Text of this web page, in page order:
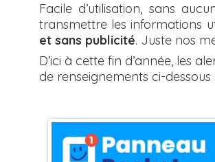
Facile d’utilisation, sans
transmettre les informations
et sans publicité. Juste nos
D’ici à cette fin d’année, les
de renseignements ci-dessous